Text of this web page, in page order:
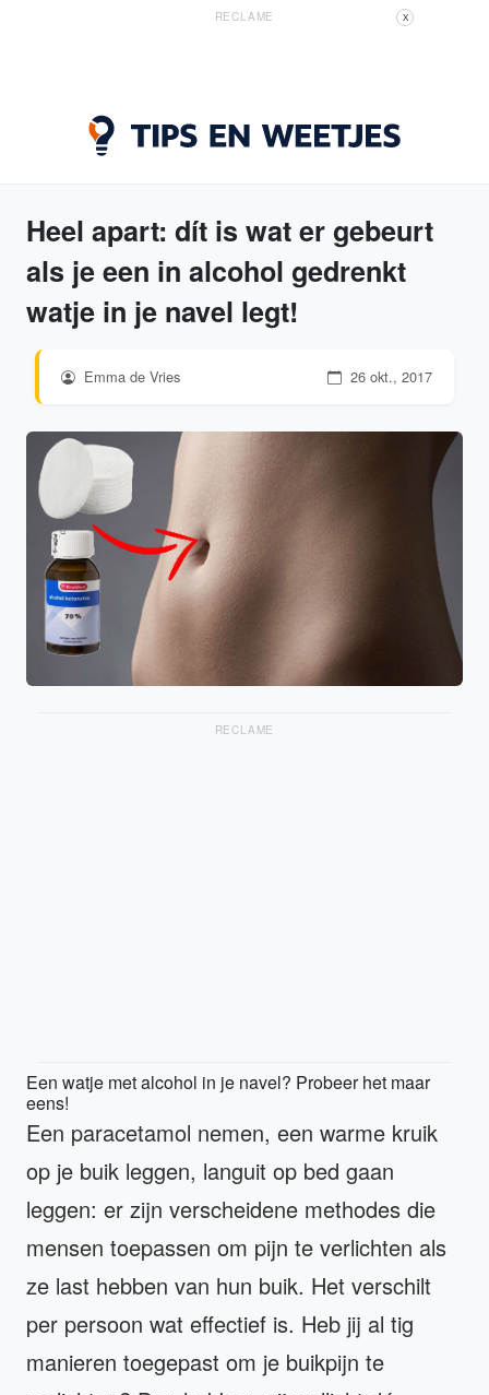
RECLAME X
Heel apart: dít is wat er gebeurt
als je een in alcohol gedrenkt
watje in je navel legt!
Emma de Vries 26 okt., 2017
RECLAME
Een watje met alcohol in je navel? Probeer het maar
eens!
Een paracetamol nemen, een warme kruik
op je buik leggen, languit op bed gaan
leggen: er zijn verscheidene methodes die
mensen toepassen om pijn te verlichten als
ze last hebben van hun buik. Het verschilt
per persoon wat effectief is. Heb jij al tig
manieren toegepast om je buikpijn te